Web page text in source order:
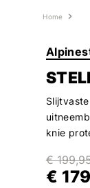
Home
knie
€
€